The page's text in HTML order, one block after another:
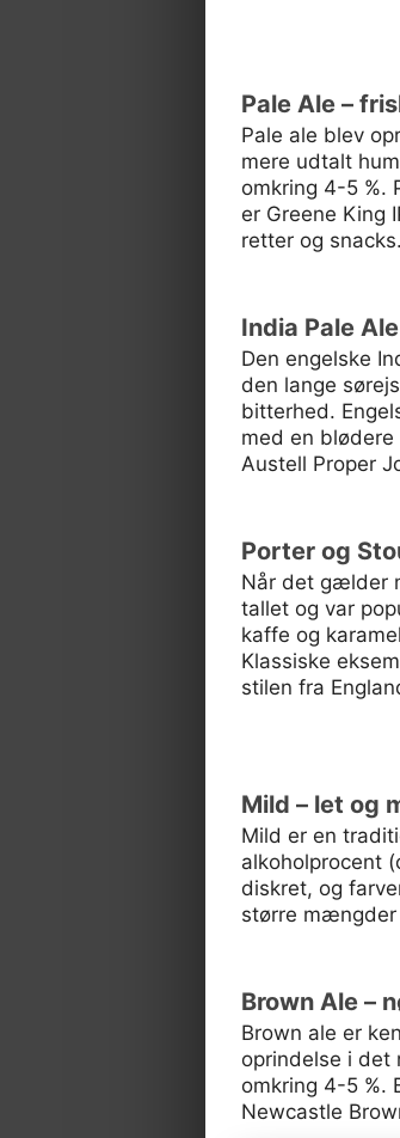
Pale Ale –
Pale ale blev
mere udtalt
omkring 4-5 %.
er Greene King
retter og snacks.
India Pale
Den engelske
den lange
bitterhed.
med en
Austell Proper
Porter og
Når det gælder
tallet og var
kaffe og
Klassiske
stilen fra
Mild – let og
Mild er en
alkoholprocent
diskret, og
større mængder
Brown Ale –
Brown ale er
oprindelse i det
omkring 4-5 %.
Newcastle